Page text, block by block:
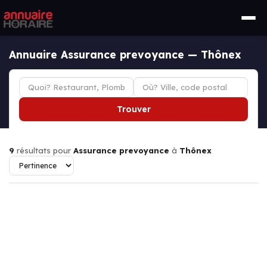
Annuaire Assurance prevoyance — Thônex
Trouver
9 résultats pour Assurance prevoyance à Thônex